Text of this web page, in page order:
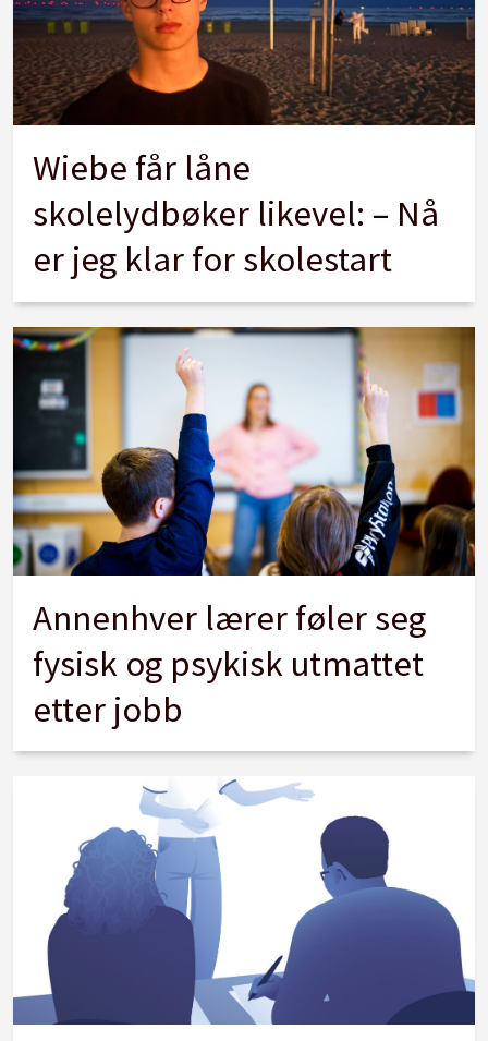
Wiebe får låne
skolelydbøker likevel: – Nå
er jeg klar for skolestart
Annenhver lærer føler seg
fysisk og psykisk utmattet
etter jobb